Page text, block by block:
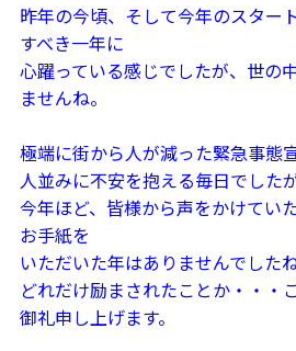
昨年の今頃、そして今年のスター
すべき一年に
心躍っている感じでしたが、世の
ませんね。
極端に街から人が減った緊急事態
人並みに不安を抱える毎日でしたが
今年ほど、皆様から声をかけてい
お手紙を
いただいた年はありませんでしたね
どれだけ励まされたことか・・・
御礼申し上げます。